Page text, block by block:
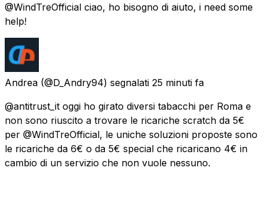
@WindTreOfficial ciao, ho bisogno di aiuto, i need some
help!
Andrea (@D_Andry94) segnalati 25 minuti fa
@antitrust_it oggi ho girato diversi tabacchi per Roma e
non sono riuscito a trovare le ricariche scratch da 5€
per @WindTreOfficial, le uniche soluzioni proposte sono
le ricariche da 6€ o da 5€ special che ricaricano 4€ in
cambio di un servizio che non vuole nessuno.